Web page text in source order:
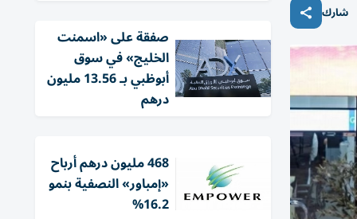
شارك
صفقة على «اسمنت
الخليج» في سوق
أبوظبي بـ 13.56 مليون
درهم
468 مليون درهم أرباح
«إمباور» النصفية بنمو
16.2%